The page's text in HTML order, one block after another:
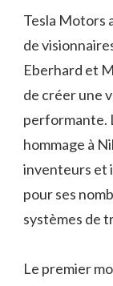
Tesla Motors
de
Eberhard et
de créer une
performante.
hommage à
inventeurs et
pour ses
systèmes de
Le premier